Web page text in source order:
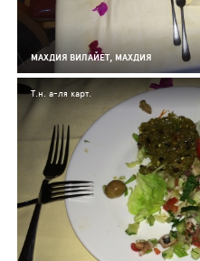
МАХДИЯ ВИЛАЙЕТ, МАХДИЯ
Т.н. а-ля карт.